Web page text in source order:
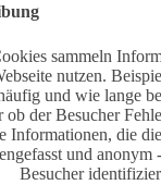
sammeln
nutzen.
und wie lange
ob der Besucher
Informationen, die
und anonym
Besucher